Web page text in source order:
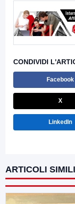
CONDIVIDI
Facebook
X
LinkedIn
ARTICOLI SIMILI